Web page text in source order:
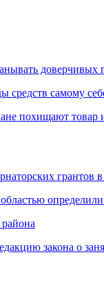
доверчивых
средств самому
похищают
грантов
закона о